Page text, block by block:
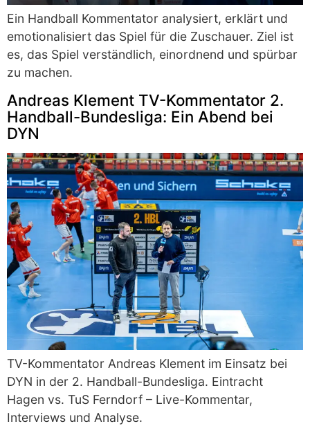
Ein Handball Kommentator analysiert, erklärt und
emotionalisiert das Spiel für die Zuschauer. Ziel ist
es, das Spiel verständlich, einordnend und spürbar
zu machen.
Andreas Klement TV-Kommentator 2.
Handball-Bundesliga: Ein Abend bei
DYN​
TV-Kommentator Andreas Klement im Einsatz bei
DYN in der 2. Handball-Bundesliga. Eintracht
Hagen vs. TuS Ferndorf – Live-Kommentar,
Interviews und Analyse.